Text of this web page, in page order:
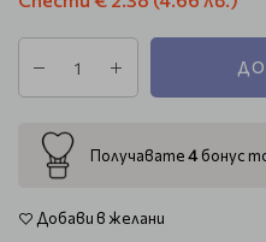
Получавате4бонус
Добави в желани